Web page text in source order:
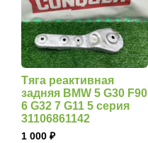
Тяга реактивная
задняя BMW 5 G30 F90
6 G32 7 G11 5 серия
31106861142
1 000